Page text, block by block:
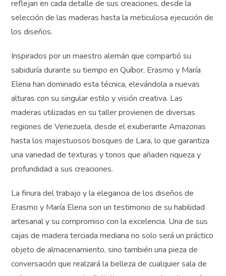
Marquetería, una técnica refinada que han perfeccionado
con los años. Su dedicación y pasión por su oficio se
reflejan en cada detalle de sus creaciones, desde la
selección de las maderas hasta la meticulosa ejecución
de los diseños.
Inspirados por un maestro alemán que compartió su
sabiduría durante su tiempo en Quíbor, Erasmo y María
Elena han dominado esta técnica, elevándola a nuevas
alturas con su singular estilo y visión creativa. Las
maderas utilizadas en su taller provienen de diversas
regiones de Venezuela, desde el exuberante Amazonas
hasta los majestuosos bosques de Lara, lo que
garantiza una variedad de texturas y tonos que añaden
riqueza y profundidad a sus creaciones.
La finura del trabajo y la elegancia de los diseños de
Erasmo y María Elena son un testimonio de su habilidad
artesanal y su compromiso con la excelencia. Una de
sus cajas de madera terciada mediana no solo será un